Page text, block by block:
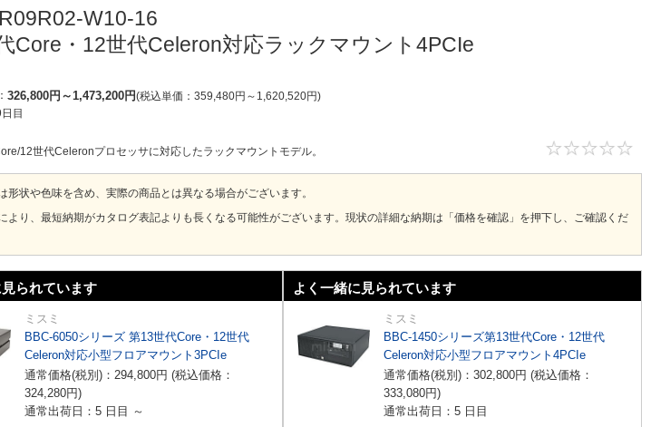
W10-16
Core・12世代Celeron対応ラックマウント4PCIe
326,800円 ～1,473,200円 税込単価 359,480円 ～ 1,620,520円
目
12世代Celeronプロセッサに対応したラックマウントモデル。
形状や色味を含め、実際の商品とは異なる場合がございます。
より、最短納期がカタログ表記よりも長くなる可能性がございます。現状の詳細な納期は「価格を確認」を押下し、ご確認くだ
られています
ミスミ
BBC-6050シリーズ 第13世代Core・12世代
Celeron対応小型フロアマウント3PCIe
通常価格(税別)： 294,800円 (税込価格：
324,280円)
通常出荷日：5 日目 ～
よく一緒に見られています
ミスミ
BBC-1450シリーズ第13世代Core・12世代
Celeron対応小型フロアマウント4PCIe
通常価格(税別)： 302,800円 (税込価格：
333,080円)
通常出荷日：5 日目